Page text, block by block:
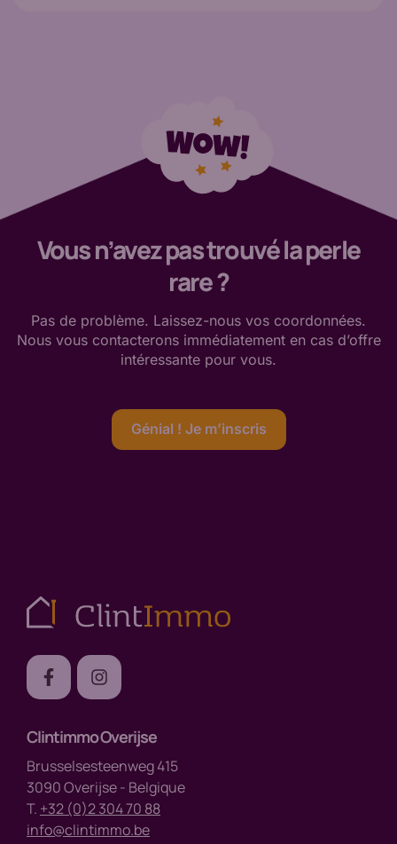
Vous n’avez pas trouvé la perle
rare ?
Pas de problème. Laissez-nous vos coordonnées.
Nous vous contacterons immédiatement en cas d’offre
intéressante pour vous.
Génial ! Je m’inscris
Clintimmo Overijse
Brusselsesteenweg 415
3090 Overijse - Belgique
T. +32 (0)2 304 70 88
info@clintimmo.be